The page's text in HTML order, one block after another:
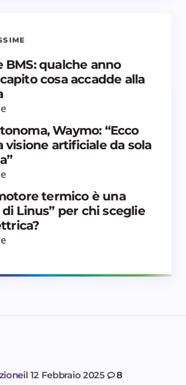
BMS: qualche anno
cosa accadde alla
Waymo: “Ecco
visione artificiale da sola
termico è una
Linus” per chi sceglie
il 12 Febbraio 2025 8